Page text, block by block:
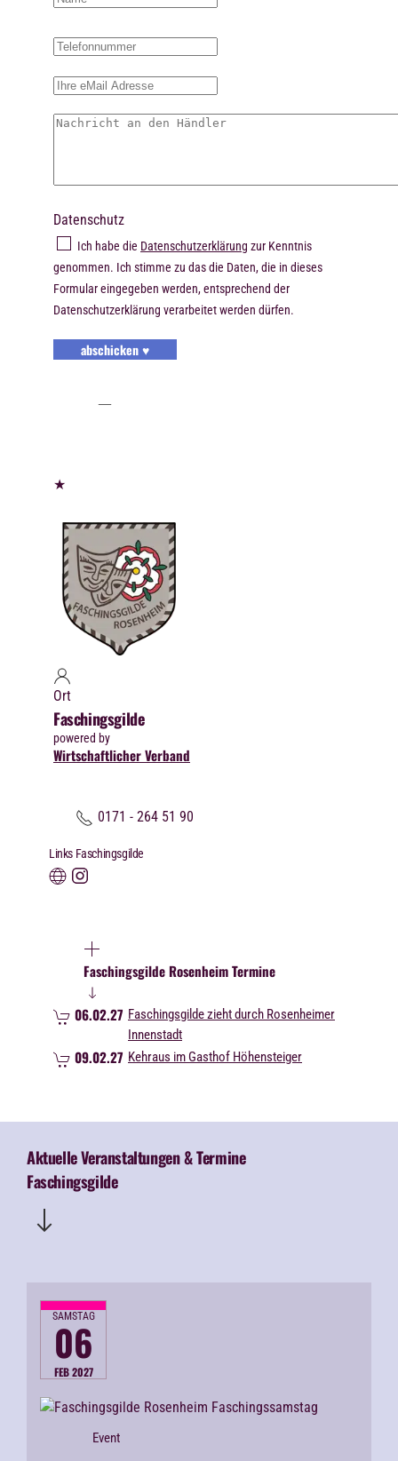
Datenschutz
Ich habe die Datenschutzerklärung zur Kenntnis
genommen. Ich stimme zu das die Daten, die in dieses
Formular eingegeben werden, entsprechend der
Datenschutzerklärung verarbeitet werden dürfen.
abschicken ♥
★
Ort
Faschingsgilde
powered by
Wirtschaftlicher Verband
0171 - 264 51 90
Links Faschingsgilde
Faschingsgilde Rosenheim Termine
06.02.27 Faschingsgilde zieht durch Rosenheimer
Innenstadt
09.02.27 Kehraus im Gasthof Höhensteiger
Aktuelle Veranstaltungen & Termine
Faschingsgilde
SAMSTAG
06
FEB 2027
Event